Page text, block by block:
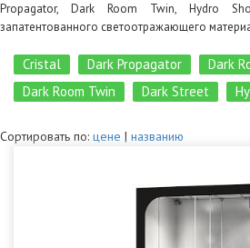
Propagator, Dark Room Twin, Hydro
запатентованного светоотражающего
Cristal Dark Propagator
Dark
Dark Room Twin
Dark Street
Сортировать по: цене | названию